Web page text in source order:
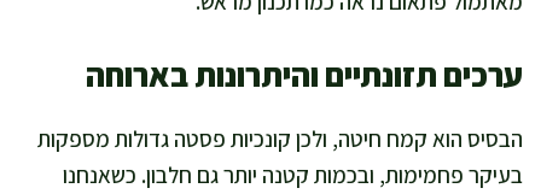
ערכים תזונתיים והיתרונות בארוחה
הבסיס הוא קמח חיטה, ולכן קונכיות פסטה גדולות מספקות
בעיקר פחמימות, ובכמות קטנה יותר גם חלבון. כשאנחנו